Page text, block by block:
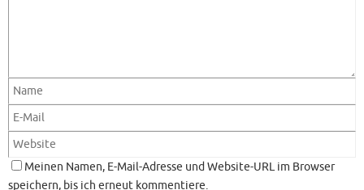
Meinen Namen, E-Mail-Adresse und Website-URL im Browser
speichern, bis ich erneut kommentiere.